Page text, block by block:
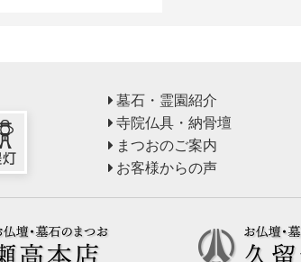
墓石・霊園紹介
寺院仏具・納骨壇
まつおのご案内
お客様からの声